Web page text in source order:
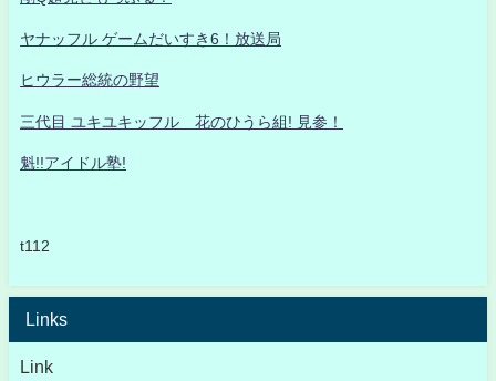
ヤナッフル ゲームだいすき6！放送局
ヒウラー総統の野望
三代目 ユキユキッフル 花のひうら組! 見参！
魁!!アイドル塾!
t112
Links
Link